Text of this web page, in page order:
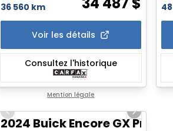
36 560 km
Voir les détails
Consultez l'historique
Mention légale
Previous slide
Next slide
2024 Buick Encore GX